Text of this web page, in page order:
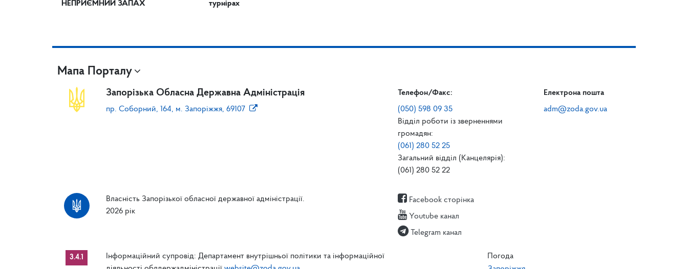
НЕПРИЄМНИЙ ЗАПАХ
турнірах
Мапа Порталу
Запорізька Обласна Державна Адміністрація
пр. Соборний, 164, м. Запоріжжя, 69107
Телефон/Факс:
(050) 598 09 35
Відділ роботи із зверненнями
громадян:
(061) 280 52 25
Загальний відділ (Канцелярія):
(061) 280 52 22
Електрона пошта
adm@zoda.gov.ua
Власність Запорізької обласної державної адміністрації.
2026 рік
Facebook сторінка
Youtube канал
Telegram канал
3.4.1
Інформаційний супровід: Департамент внутрішньої політики та інформаційної
Погода